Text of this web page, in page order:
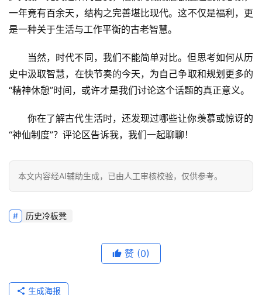
一年竟有百余天，结构之完善堪比现代。这不仅是福利，更
是一种关于生活与工作平衡的古老智慧。
当然，时代不同，我们不能简单对比。但思考如何从历
史中汲取智慧，在快节奏的今天，为自己争取和规划更多的
“精神休憩”时间，或许才是我们讨论这个话题的真正意义。
你在了解古代生活时，还发现过哪些让你羡慕或惊讶的
“神仙制度”？评论区告诉我，我们一起聊聊！
本文内容经AI辅助生成，已由人工审核校验，仅供参考。
历史冷板凳
赞 (0)
生成海报